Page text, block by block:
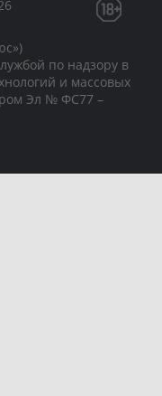
по надзору в
и массовых
Эл № ФС77 –